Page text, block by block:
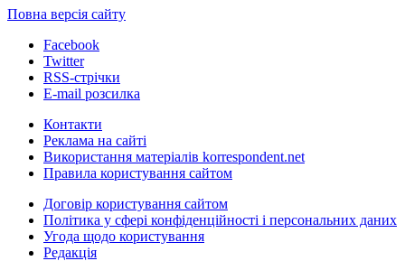
Повна версія сайту
Facebook
Twitter
RSS-стрічки
E-mail розсилка
Контакти
Реклама на сайті
Використання матеріалів korrespondent.net
Правила користування сайтом
Договір користування сайтом
Політика у сфері конфіденційності і персональних даних
Угода щодо користування
Редакція